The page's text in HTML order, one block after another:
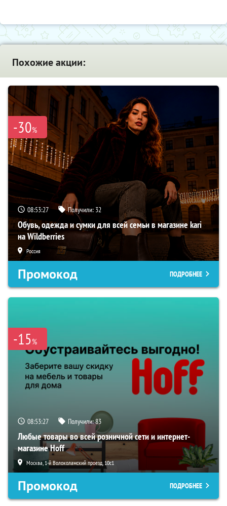
Похожие акции:
-30%
08:53:26 Получили: 32
Обувь, одежда и сумки для всей семьи в магазине kari
на Wildberries
Россия
Промокод ПОДРОБНЕЕ
-15%
08:53:26 Получили:83
Любые товары во всей розничной сети и интернет-
магазине Hoff
Москва, 1-й Волоколамский проезд, 10с1
Промокод ПОДРОБНЕЕ